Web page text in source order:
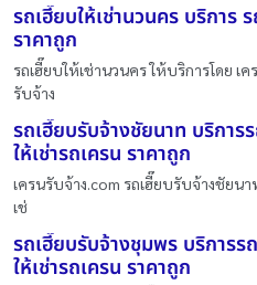
รถเฮี๊ยบให้เช่านวนคร บริการ
ราคาถูก
รถเฮี๊ยบให้เช่านวนคร ให้บริการโดย เ
รับจ้าง
รถเฮี๊ยบรับจ้างชัยนาท บริการ
ให้เช่ารถเครน ราคาถูก
เครนรับจ้าง.com รถเฮี๊ยบรับจ้างชัยน
เช่
รถเฮี๊ยบรับจ้างชุมพร บริการร
ให้เช่ารถเครน ราคาถูก